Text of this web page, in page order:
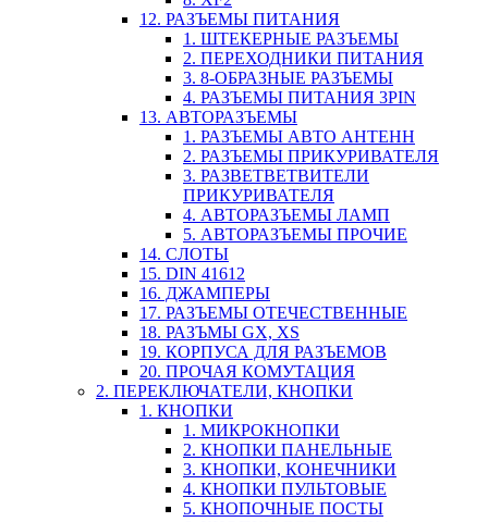
12. РАЗЪЕМЫ ПИТАНИЯ
1. ШТЕКЕРНЫЕ РАЗЪЕМЫ
2. ПЕРЕХОДНИКИ ПИТАНИЯ
3. 8-ОБРАЗНЫЕ РАЗЪЕМЫ
4. РАЗЪЕМЫ ПИТАНИЯ 3PIN
13. АВТОРАЗЪЕМЫ
1. РАЗЪЕМЫ АВТО АНТЕНН
2. РАЗЪЕМЫ ПРИКУРИВАТЕЛЯ
3. РАЗВЕТВЕТВИТЕЛИ
ПРИКУРИВАТЕЛЯ
4. АВТОРАЗЪЕМЫ ЛАМП
5. АВТОРАЗЪЕМЫ ПРОЧИЕ
14. СЛОТЫ
15. DIN 41612
16. ДЖАМПЕРЫ
17. РАЗЪЕМЫ ОТЕЧЕСТВЕННЫЕ
18. РАЗЪМЫ GX, XS
19. КОРПУСА ДЛЯ РАЗЪЕМОВ
20. ПРОЧАЯ КОМУТАЦИЯ
2. ПЕРЕКЛЮЧАТЕЛИ, КНОПКИ
1. КНОПКИ
1. МИКРОКНОПКИ
2. КНОПКИ ПАНЕЛЬНЫЕ
3. КНОПКИ, КОНЕЧНИКИ
4. КНОПКИ ПУЛЬТОВЫЕ
5. КНОПОЧНЫЕ ПОСТЫ